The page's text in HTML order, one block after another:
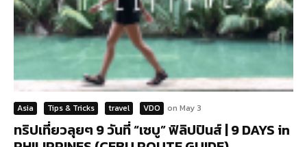
Asia Tips & Tricks travel VDO on May 3
ทริปเที่ยวลุยๆ 9 วันที่ “เซบู” ฟิลิปปินส์ | 9 DAYS in